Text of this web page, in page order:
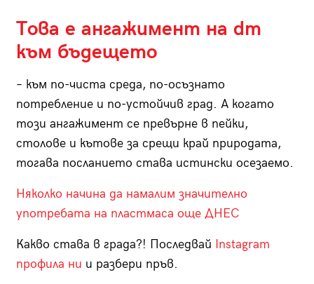
Това е ангажимент на dm
към бъдещето
– към по-чиста среда, по-осъзнато
потребление и по-устойчив град. А когато
този ангажимент се превърне в пейки,
столове и кътове за срещи край природата,
тогава посланието става истински осезаемо.
Няколко начина да намалим значително
употребата на пластмаса още ДНЕС
Какво става в града?! Последвай Instagram
профила ни и разбери пръв.